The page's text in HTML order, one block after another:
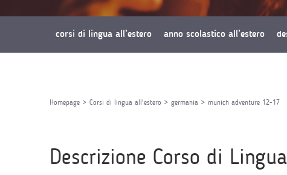
corsi di lingua all’estero anno scolastico all’estero
Homepage > Corsi di lingua all'estero > germania > munich adventure 12-17
Descrizione Corso di Lingua